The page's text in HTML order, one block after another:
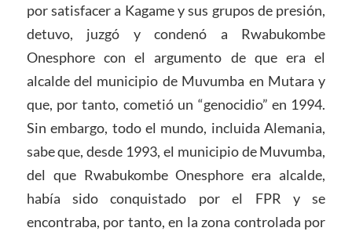
por satisfacer a Kagame y sus grupos de presión,
detuvo, juzgó y condenó a Rwabukombe
Onesphore con el argumento de que era el
alcalde del municipio de Muvumba en Mutara y
que, por tanto, cometió un “genocidio” en 1994.
Sin embargo, todo el mundo, incluida Alemania,
sabe que, desde 1993, el municipio de Muvumba,
del que Rwabukombe Onesphore era alcalde,
había sido conquistado por el FPR y se
encontraba, por tanto, en la zona controlada por